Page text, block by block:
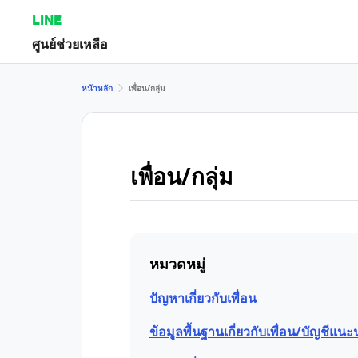
LINE
ศูนย์ช่วยเหลือ
หน้าหลัก เพื่อน/กลุ่ม
เพื่อน/กลุ่ม
หมวดหมู่
ปัญหาเกี่ยวกับเพื่อน
ข้อมูลพื้นฐานเกี่ยวกับเพื่อน/บัญชีแนะ